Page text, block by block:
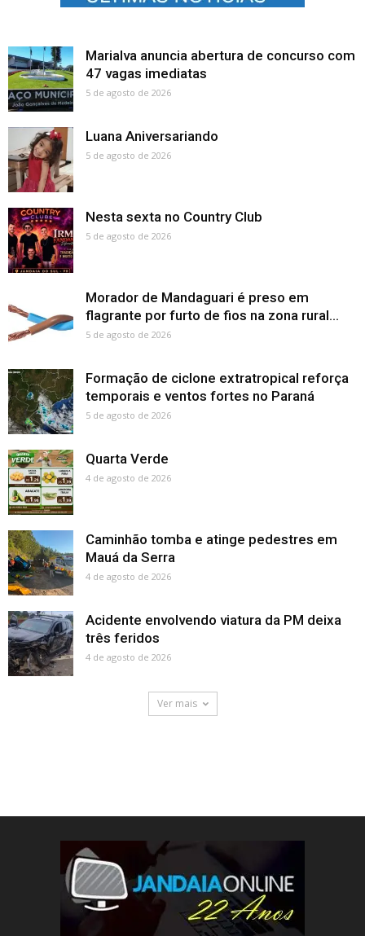
Marialva anuncia abertura de concurso com
47 vagas imediatas
5 de agosto de 2026
Luana Aniversariando
5 de agosto de 2026
Nesta sexta no Country Club
5 de agosto de 2026
Morador de Mandaguari é preso em
flagrante por furto de fios na zona rural...
5 de agosto de 2026
Formação de ciclone extratropical reforça
temporais e ventos fortes no Paraná
5 de agosto de 2026
Quarta Verde
4 de agosto de 2026
Caminhão tomba e atinge pedestres em
Mauá da Serra
4 de agosto de 2026
Acidente envolvendo viatura da PM deixa
três feridos
4 de agosto de 2026
Ver mais